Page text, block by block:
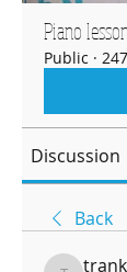
Piano
Public ·
Discussion
Back